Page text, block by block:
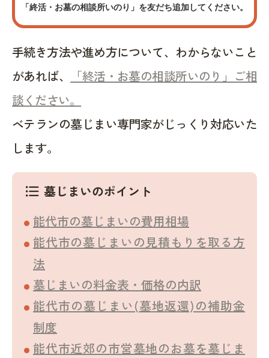
「終活・お墓の相談所いのり」を友だち追加してください。
手続き方法や進め方について、わからないこと
があれば、
「終活・お墓の相談所いのり」ご相
談ください。
ベテランの墓じまい専門家がじっくり対応いた
します。
format_list_bulleted 墓じまいのポイント
能代市の墓じまいの費用相場
能代市の墓じまいの見積もりを取る方
法
墓じまいの料金表・価格の内訳
能代市の墓じまい(墓地返還)の補助金
制度
能代市近郊の市営墓地のお墓を墓じま